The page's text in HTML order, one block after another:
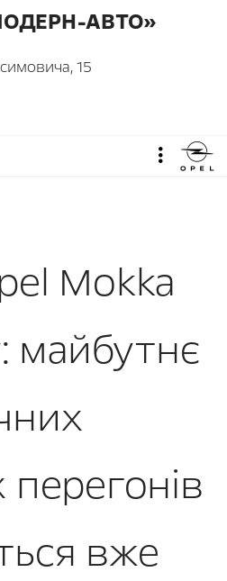
АВТО»
15
Mokka
майбутнє
перегонів
вже